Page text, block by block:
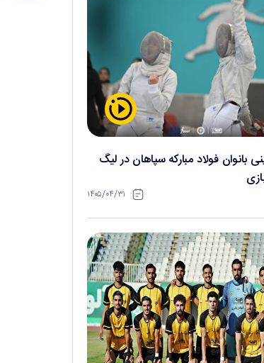
بانوان فولاد مبارکه سپاهان در لیگ
۱۴۰۵/۰۴/۳۱